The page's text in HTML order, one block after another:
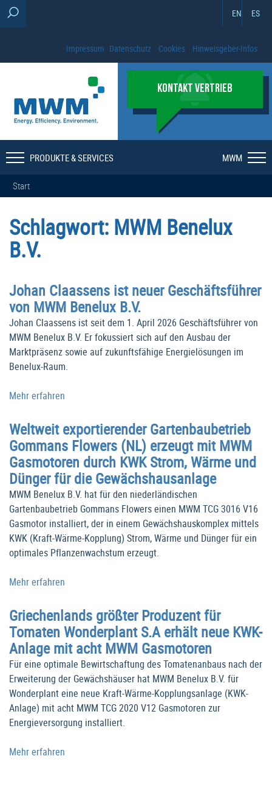
EN ES
Impressum Datenschutz Cookies Hinweisgeber-Infos
KONTAKT VERTRIEB
PRODUKTE & SERVICES MWM
Start
Schlagwort: MWM Benelux
B.V.
Johan Claassens ist neuer Geschäftsführer
von MWM Benelux B.V.
Johan Claassens ist seit dem 1. April 2026 Geschäftsführer von
MWM Benelux B.V. Er fokussiert sich auf den Ausbau der
Marktpräsenz sowie auf zukunftsfähige Energielösungen im
Benelux-Raum.
Mehr erfahren
Weltweit exportierender Gartenbaubetrieb
Gommans Flowers (NL) erzeugt mit MWM
Gasmotoren durch KWK Strom, Wärme und
Dünger für die Gewächshausanlage
MWM Benelux B.V. hat für den niederländischen
Gartenbaubetrieb Gommans Flowers einen MWM TCG 3016 V16
Gasmotor installiert, der in einem Gewächshauskomplex mittels
KWK (Kraft-Wärme-Kopplung) Strom, Wärme und Dünger für ein
optimales Pflanzenwachstum erzeugt.
Mehr erfahren
Griechenlands größter Produzent für
Tomaten Wonderplant S.A erhält neue KWK-
Anlage mit acht MWM Gasmotoren
Für eine optimale Bewirtschaftung des Tomatenanbaus nach der
Erweiterung der Gewächshäuser hat MWM Benelux B.V. für
Wonderplant eine neue Kraft-Wärme-Kopplungsanlage (KWK-
Anlage) mit acht MWM TCG 2020 V12 Gasmotoren zur
Energieversorgung installiert.
Mehr erfahren